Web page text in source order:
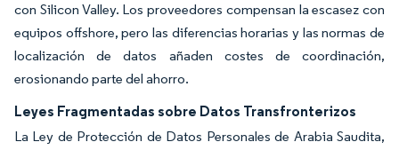
con Silicon Valley. Los proveedores compensan la escasez con
equipos offshore, pero las diferencias horarias y las normas de
localización de datos añaden costes de coordinación,
erosionando parte del ahorro.
Leyes Fragmentadas sobre Datos Transfronterizos
La Ley de Protección de Datos Personales de Arabia Saudita,